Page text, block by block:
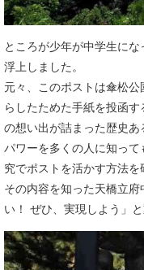
ところが少年が中学生に
浮上しました。
元々、このポストは傘松
らしたためた手紙を投函
の想い出が詰まった歴史
パワーを多くの人に知っ
究でポストを活かす方法を
その内容を知った天橋立
い！ ぜひ、実現しよう」